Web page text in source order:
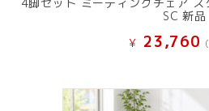
4脚セット ミーティングチェア
SC 新品
¥ 23,760